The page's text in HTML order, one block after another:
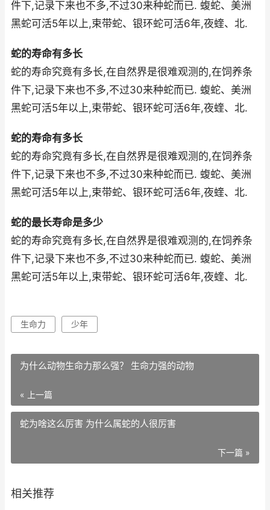
件下,记录下来也不多,不过30来种蛇而已. 蝮蛇、美洲
黑蛇可活5年以上,束带蛇、银环蛇可活6年,夜蝰、北.
蛇的寿命有多长
蛇的寿命究竟有多长,在自然界是很难观测的,在饲养条
件下,记录下来也不多,不过30来种蛇而已. 蝮蛇、美洲
黑蛇可活5年以上,束带蛇、银环蛇可活6年,夜蝰、北.
蛇的寿命有多长
蛇的寿命究竟有多长,在自然界是很难观测的,在饲养条
件下,记录下来也不多,不过30来种蛇而已. 蝮蛇、美洲
黑蛇可活5年以上,束带蛇、银环蛇可活6年,夜蝰、北.
蛇的最长寿命是多少
蛇的寿命究竟有多长,在自然界是很难观测的,在饲养条
件下,记录下来也不多,不过30来种蛇而已. 蝮蛇、美洲
黑蛇可活5年以上,束带蛇、银环蛇可活6年,夜蝰、北.
生命力 少年
为什么动物生命力那么强？ 生命力强的动物
« 上一篇
蛇为啥这么厉害 为什么属蛇的人很厉害
下一篇 »
相关推荐